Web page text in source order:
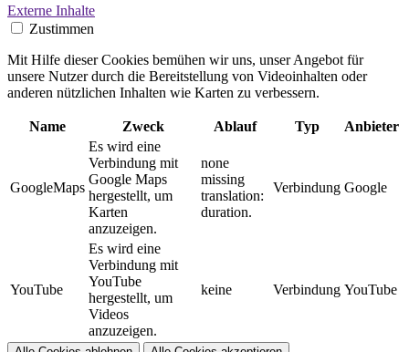
Externe Inhalte
Zustimmen
Mit Hilfe dieser Cookies bemühen wir uns, unser Angebot für
unsere Nutzer durch die Bereitstellung von Videoinhalten oder
anderen nützlichen Inhalten wie Karten zu verbessern.
Name Zweck Ablauf Typ Anbieter
GoogleMaps
Es wird eine
Verbindung mit
Google Maps
hergestellt, um
Karten
anzuzeigen.
none
missing
translation:
duration.
Verbindung Google
YouTube
Es wird eine
Verbindung mit
YouTube
hergestellt, um
Videos
anzuzeigen.
keine Verbindung YouTube